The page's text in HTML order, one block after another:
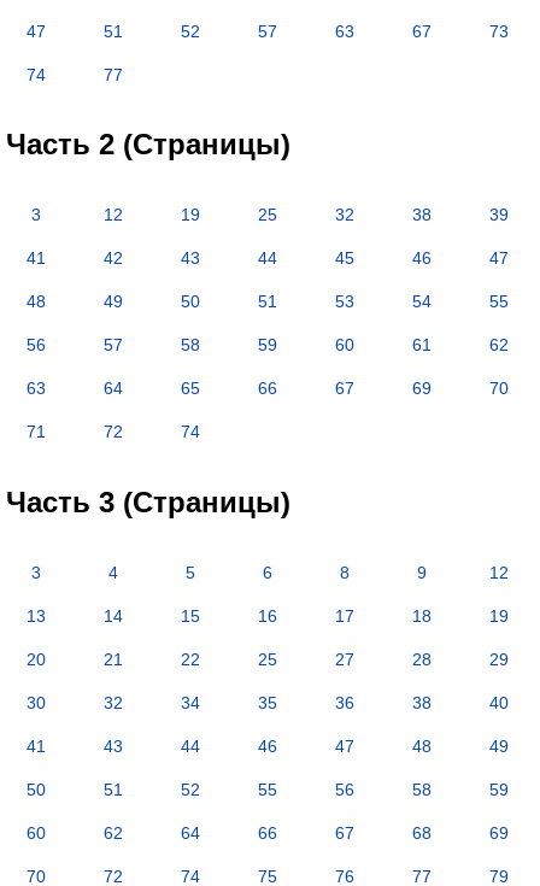
47 51 52 57 63 67 73
74 77
Часть 2 (Страницы)
3 12 19 25 32 38 39
41 42 43 44 45 46 47
48 49 50 51 53 54 55
56 57 58 59 60 61 62
63 64 65 66 67 69 70
71 72 74
Часть 3 (Страницы)
3 4 5 6 8 9 12
13 14 15 16 17 18 19
20 21 22 25 27 28 29
30 32 34 35 36 38 40
41 43 44 46 47 48 49
50 51 52 55 56 58 59
60 62 64 66 67 68 69
70 72 74 75 76 77 79